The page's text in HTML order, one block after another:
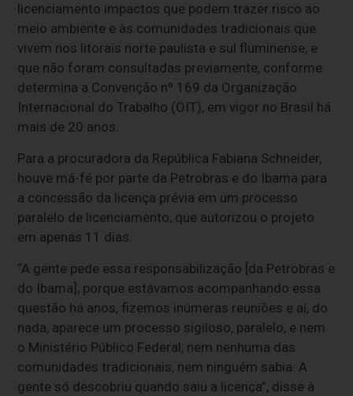
licenciamento impactos que podem trazer risco ao
meio ambiente e às comunidades tradicionais que
vivem nos litorais norte paulista e sul fluminense, e
que não foram consultadas previamente, conforme
determina a Convenção nº 169 da Organização
Internacional do Trabalho (OIT), em vigor no Brasil há
mais de 20 anos.
Para a procuradora da República Fabiana Schneider,
houve má-fé por parte da Petrobras e do Ibama para
a concessão da licença prévia em um processo
paralelo de licenciamento, que autorizou o projeto
em apenas 11 dias.
“A gente pede essa responsabilização [da Petrobras e
do Ibama], porque estávamos acompanhando essa
questão há anos, fizemos inúmeras reuniões e aí, do
nada, aparece um processo sigiloso, paralelo, e nem
o Ministério Público Federal, nem nenhuma das
comunidades tradicionais, nem ninguém sabia. A
gente só descobriu quando saiu a licença”, disse à